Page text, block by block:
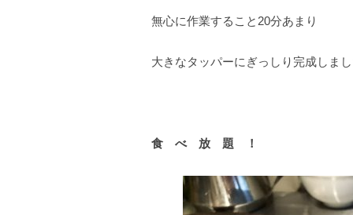
無心に作業すること20分あまり
大きなタッパーにぎっしり完成しま
食 べ 放 題 ！